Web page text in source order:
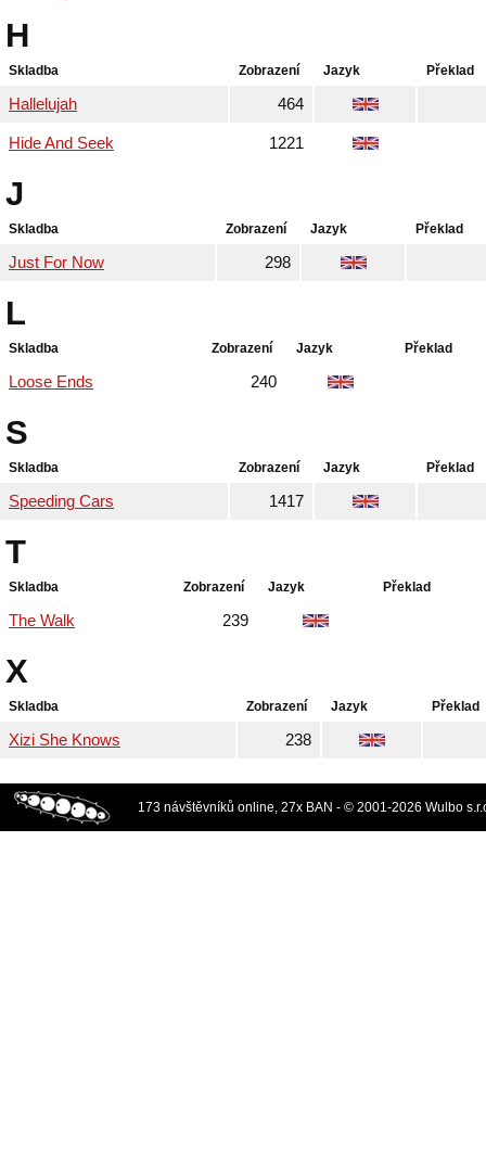
H
Skladba Zobrazení Jazyk Překlad
Hallelujah 464
Hide And Seek 1221
J
Skladba Zobrazení Jazyk Překlad
Just For Now 298
L
Skladba Zobrazení Jazyk Překlad
Loose Ends 240
S
Skladba Zobrazení Jazyk Překlad
Speeding Cars 1417
T
Skladba Zobrazení Jazyk Překlad
The Walk 239
X
Skladba Zobrazení Jazyk Překlad
Xizi She Knows 238
173 návštěvníků online, 27x BAN - © 2001-2026 Wulbo